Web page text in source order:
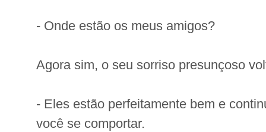
- Onde estão os meus amigos?
Agora sim, o seu sorriso presunçoso
- Eles estão perfeitamente bem e
você se comportar.